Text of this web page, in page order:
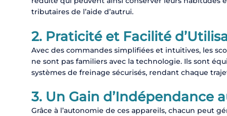
tributaires de l’aide d’autrui.
2. Praticité et Facilité
Avec des commandes simplifiées et intuitives, les
ne sont pas familiers avec la technologie. Ils sont
systèmes de freinage sécurisés, rendant chaque
3. Un Gain d’Indépendance
Grâce à l’autonomie de ces appareils, chacun peut